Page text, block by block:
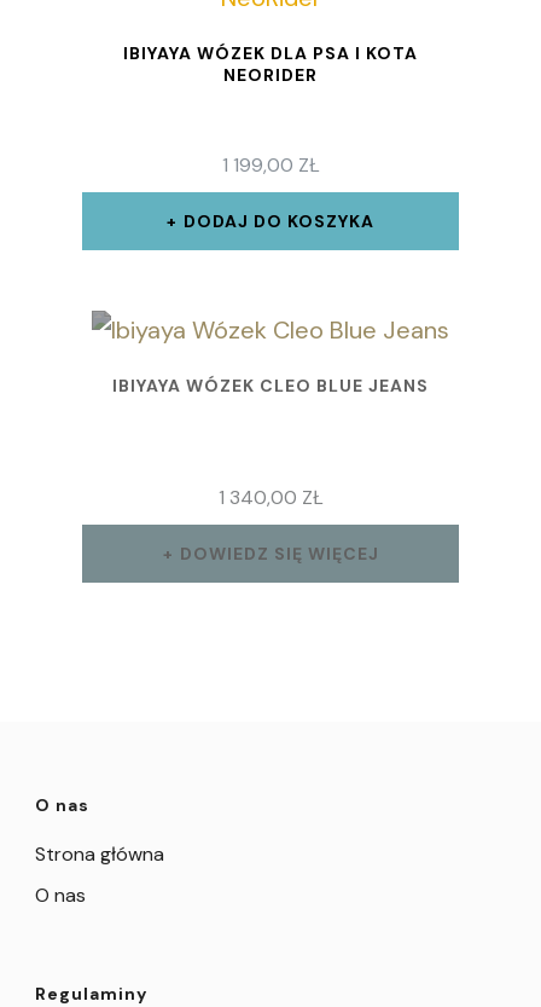
IBIYAYA WÓZEK DLA PSA I KOTA
NEORIDER
1 199,00 ZŁ
DODAJ DO KOSZYKA
IBIYAYA WÓZEK CLEO BLUE JEANS
1 340,00 ZŁ
DOWIEDZ SIĘ WIĘCEJ
O nas
Strona główna
O nas
Regulaminy